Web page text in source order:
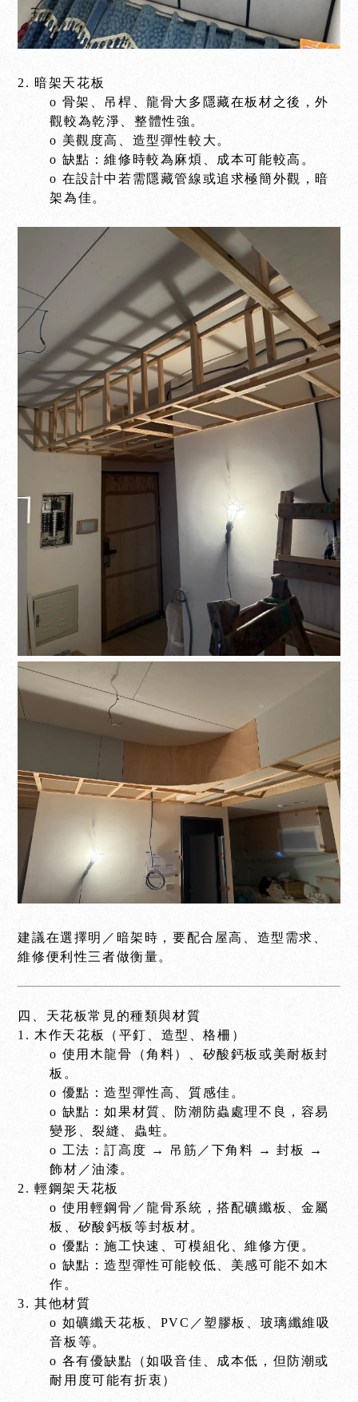
2. 暗架天花板
o 骨架、吊桿、龍骨大多隱藏在板材之後，外
觀較為乾淨、整體性強。
o 美觀度高、造型彈性較大。
o 缺點：維修時較為麻煩、成本可能較高。
o 在設計中若需隱藏管線或追求極簡外觀，暗
架為佳。
建議在選擇明／暗架時，要配合屋高、造型需求、
維修便利性三者做衡量。
四、天花板常見的種類與材質
1. 木作天花板（平釘、造型、格柵）
o 使用木龍骨（角料）、矽酸鈣板或美耐板封
板。
o 優點：造型彈性高、質感佳。
o 缺點：如果材質、防潮防蟲處理不良，容易
變形、裂縫、蟲蛀。
o 工法：訂高度 → 吊筋／下角料 → 封板 →
飾材／油漆。
2. 輕鋼架天花板
o 使用輕鋼骨／龍骨系統，搭配礦纖板、金屬
板、矽酸鈣板等封板材。
o 優點：施工快速、可模組化、維修方便。
o 缺點：造型彈性可能較低、美感可能不如木
作。
3. 其他材質
o 如礦纖天花板、PVC／塑膠板、玻璃纖維吸
音板等。
o 各有優缺點（如吸音佳、成本低，但防潮或
耐用度可能有折衷）